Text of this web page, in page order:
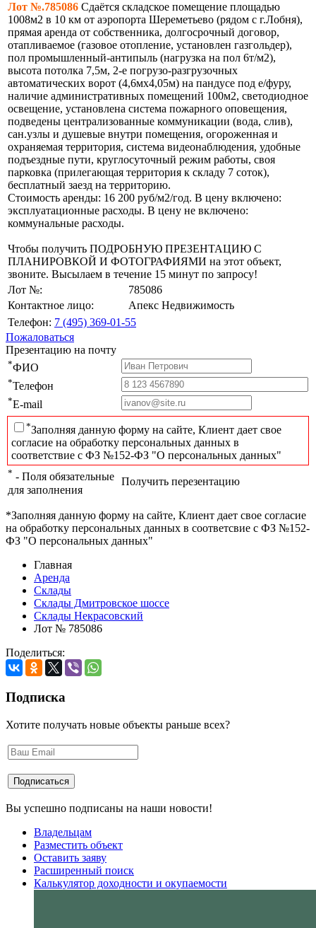
Лот №.785086 Сдаётся складское помещение площадью
1008м2 в 10 км от аэропорта Шереметьево (рядом с г.Лобня),
прямая аренда от собственника, долгосрочный договор,
отапливаемое (газовое отопление, установлен газгольдер),
пол промышленный-антипыль (нагрузка на пол 6т/м2),
высота потолка 7,5м, 2-е погрузо-разгрузочных
автоматических ворот (4,6мх4,05м) на пандусе под е/фуру,
наличие административных помещений 100м2, светодиодное
освещение, установлена система пожарного оповещения,
подведены централизованные коммуникации (вода, слив),
сан.узлы и душевые внутри помещения, огороженная и
охраняемая территория, система видеонаблюдения, удобные
подъездные пути, круглосуточный режим работы, своя
парковка (прилегающая территория к складу 7 соток),
бесплатный заезд на территорию.
Стоимость аренды: 16 200 руб/м2/год. В цену включено:
эксплуатационные расходы. В цену не включено:
коммунальные расходы.
Чтобы получить ПОДРОБНУЮ ПРЕЗЕНТАЦИЮ С
ПЛАНИРОВКОЙ И ФОТОГРАФИЯМИ на этот объект,
звоните. Высылаем в течение 15 минут по запросу!
Лот №:
785086
Контактное лицо:
Апекс Недвижимость
Телефон: 7 (495) 369-01-55
Пожаловаться
Презентацию на почту
*ФИО
*Телефон
*E-mail
*Заполняя данную форму на сайте, Клиент дает свое
согласие на обработку персональных данных в
соответствие с ФЗ №152-ФЗ "О персональных данных"
* - Поля обязательные
для заполнения
Получить перезентацию
*Заполняя данную форму на сайте, Клиент дает свое согласие
на обработку персональных данных в соответсвие с ФЗ №152-
ФЗ "О персональных данных"
Главная
Аренда
Склады
Склады Дмитровское шоссе
Склады Некрасовский
Лот № 785086
Поделиться:
Подписка
Хотите получать новые объекты раньше всех?
Вы успешно подписаны на наши новости!
Владельцам
Разместить объект
Оставить заяву
Расширенный поиск
Калькулятор доходности и окупаемости